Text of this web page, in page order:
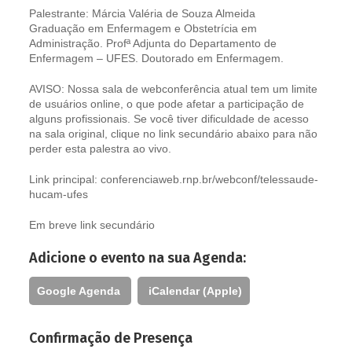
Palestrante: Márcia Valéria de Souza Almeida
Graduação em Enfermagem e Obstetrícia em
Administração. Profª Adjunta do Departamento de
Enfermagem – UFES. Doutorado em Enfermagem.
AVISO: Nossa sala de webconferência atual tem um limite
de usuários online, o que pode afetar a participação de
alguns profissionais. Se você tiver dificuldade de acesso
na sala original, clique no link secundário abaixo para não
perder esta palestra ao vivo.
Link principal: conferenciaweb.rnp.br/webconf/telessaude-
hucam-ufes
Em breve link secundário
Adicione o evento na sua Agenda:
Google Agenda iCalendar (Apple)
Confirmação de Presença